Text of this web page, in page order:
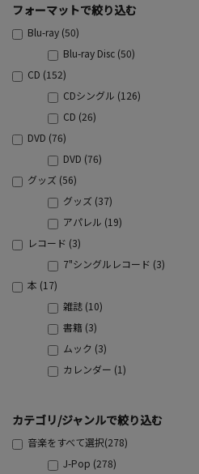
フォーマットで絞り込む
Blu-ray (50)
Blu-ray Disc (50)
CD (152)
CDシングル (126)
CD (26)
DVD (76)
DVD (76)
グッズ (56)
グッズ (37)
アパレル (19)
レコード (3)
7"シングルレコード (3)
本 (17)
雑誌 (10)
書籍 (3)
ムック (3)
カレンダー (1)
カテゴリ/ジャンルで絞り込む
音楽をすべて選択(278)
J-Pop (278)